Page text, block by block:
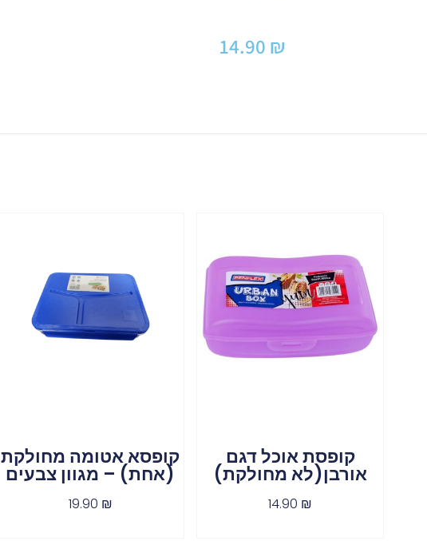
14.90 ₪
קופסת אוכל דגם
אורבן(לא מחולקת)
14.90 ₪
קופסא אטומה מחולקת
(אחת) – מגוון צבעים
19.90 ₪